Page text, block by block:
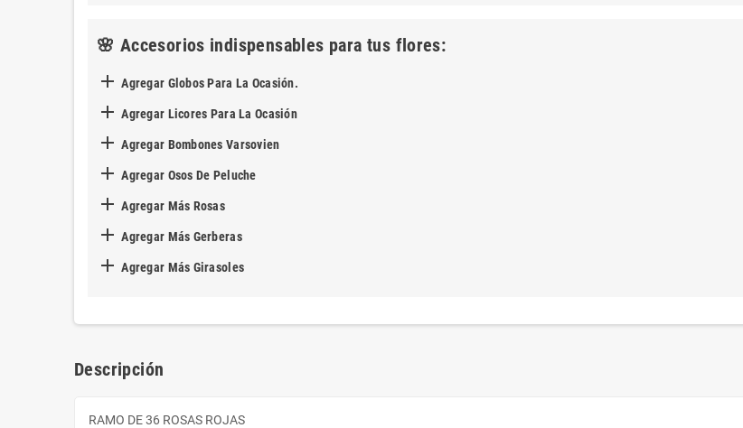
🌸 Accesorios indispensables para tus flores:
 Agregar Globos Para La Ocasión.
 Agregar Licores Para La Ocasión
 Agregar Bombones Varsovien
 Agregar Osos De Peluche
 Agregar Más Rosas
 Agregar Más Gerberas
 Agregar Más Girasoles
Descripción
RAMO DE 36 ROSAS ROJAS